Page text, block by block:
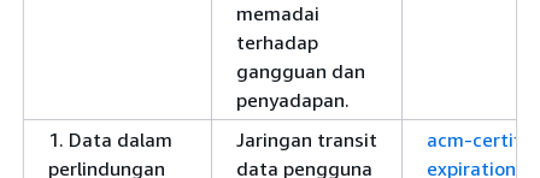
memadai
terhadap
gangguan dan
penyadapan.
1. Data dalam
perlindungan
Jaringan transit
data pengguna
acm-
expiration-